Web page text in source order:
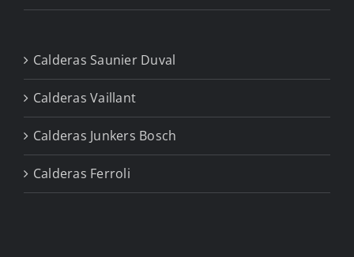
Calderas Saunier Duval
Calderas Vaillant
Calderas Junkers Bosch
Calderas Ferroli